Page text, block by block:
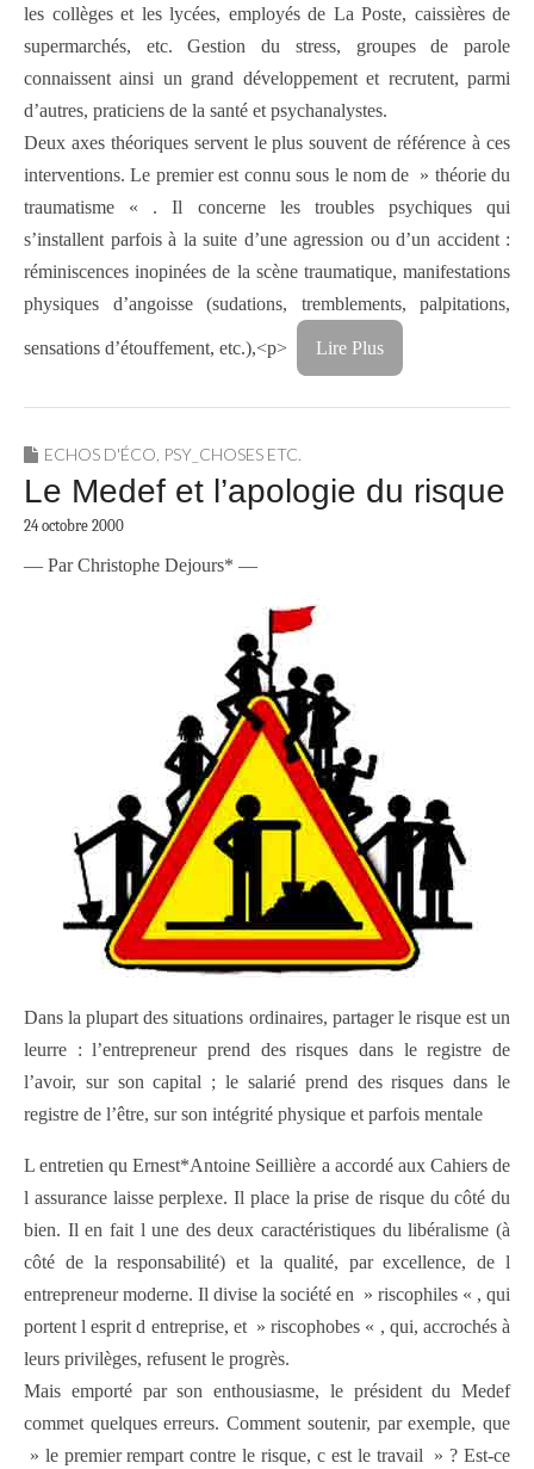
les collèges et les lycées, employés de La Poste, caissières de
supermarchés, etc. Gestion du stress, groupes de parole
connaissent ainsi un grand développement et recrutent, parmi
d’autres, praticiens de la santé et psychanalystes.
Deux axes théoriques servent le plus souvent de référence à ces
interventions. Le premier est connu sous le nom de » théorie du
traumatisme « . Il concerne les troubles psychiques qui
s’installent parfois à la suite d’une agression ou d’un accident :
réminiscences inopinées de la scène traumatique, manifestations
physiques d’angoisse (sudations, tremblements, palpitations,
sensations d’étouffement, etc.),<p> Lire Plus
ECHOS D'ÉCO PSY_CHOSES ETC.
Le Medef et l’apologie du risque
24 octobre 2000
— Par Christophe Dejours* —
Dans la plupart des situations ordinaires, partager le risque est un
leurre : l’entrepreneur prend des risques dans le registre de
l’avoir, sur son capital ; le salarié prend des risques dans le
registre de l’être, sur son intégrité physique et parfois mentale
L entretien qu Ernest*Antoine Seillière a accordé aux Cahiers de
l assurance laisse perplexe. Il place la prise de risque du côté du
bien. Il en fait l une des deux caractéristiques du libéralisme (à
côté de la responsabilité) et la qualité, par excellence, de l
entrepreneur moderne. Il divise la société en » riscophiles « , qui
portent l esprit d entreprise, et » riscophobes « , qui, accrochés à
leurs privilèges, refusent le progrès.
Mais emporté par son enthousiasme, le président du Medef
commet quelques erreurs. Comment soutenir, par exemple, que
» le premier rempart contre le risque, c est le travail » ? Est-ce